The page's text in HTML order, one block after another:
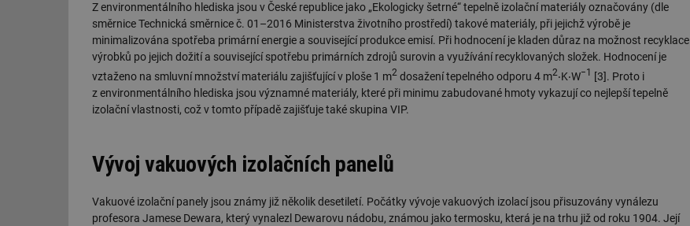
Z environmentálního hlediska jsou v České republice jako „Ekologicky šetrné“ tepelně izolační materiály označovány (dle
směrnice Technická směrnice č. 01–2016 Ministerstva životního prostředí) takové materiály, při jejichž výrobě je
minimalizována spotřeba primární energie a související produkce emisí. Při hodnocení je kladen důraz na možnost recyklace
výrobků po jejich dožití a související spotřebu primárních zdrojů surovin a využívání recyklovaných složek. Hodnocení je
vztaženo na smluvní množství materiálu zajišťující v ploše 1 m2 dosažení tepelného odporu 4 m2‧K‧W−1
[3]. Proto i
z environmentálního hlediska jsou významné materiály, které při minimu zabudované hmoty vykazují co nejlepší tepelně
izolační vlastnosti, což v tomto případě zajišťuje také skupina VIP.
Vývoj vakuových izolačních panelů
Vakuové izolační panely jsou známy již několik desetiletí. Počátky vývoje vakuových izolací jsou přisuzovány vynálezu
profesora Jamese Dewara, který vynalezl Dewarovu nádobu, známou jako termosku, která je na trhu již od roku 1904. Její